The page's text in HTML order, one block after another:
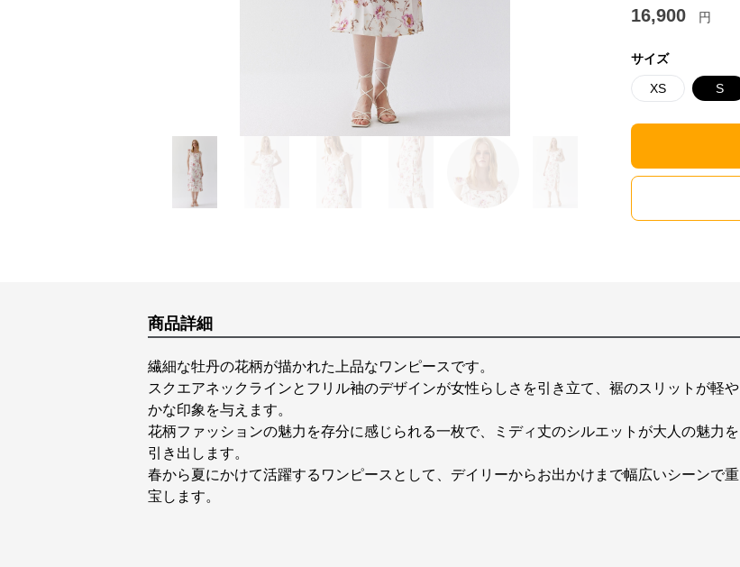
16,900 円
サイズ
XS S
商品詳細
繊細な牡丹の花柄が描かれた上品なワンピースです。
スクエアネックラインとフリル袖のデザインが女性らしさを引き立て、裾のスリットが軽や
かな印象を与えます。
花柄ファッションの魅力を存分に感じられる一枚で、ミディ丈のシルエットが大人の魅力を
引き出します。
春から夏にかけて活躍するワンピースとして、デイリーからお出かけまで幅広いシーンで重
宝します。